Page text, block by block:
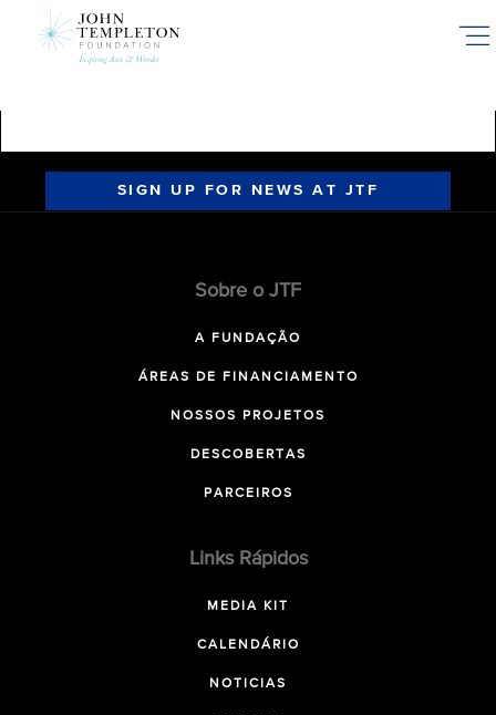
SIGN UP FOR NEWS AT JTF
Sobre o JTF
A FUNDAÇÃO
ÁREAS DE FINANCIAMENTO
NOSSOS PROJETOS
DESCOBERTAS
PARCEIROS
Links Rápidos
MEDIA KIT
CALENDÁRIO
NOTICIAS